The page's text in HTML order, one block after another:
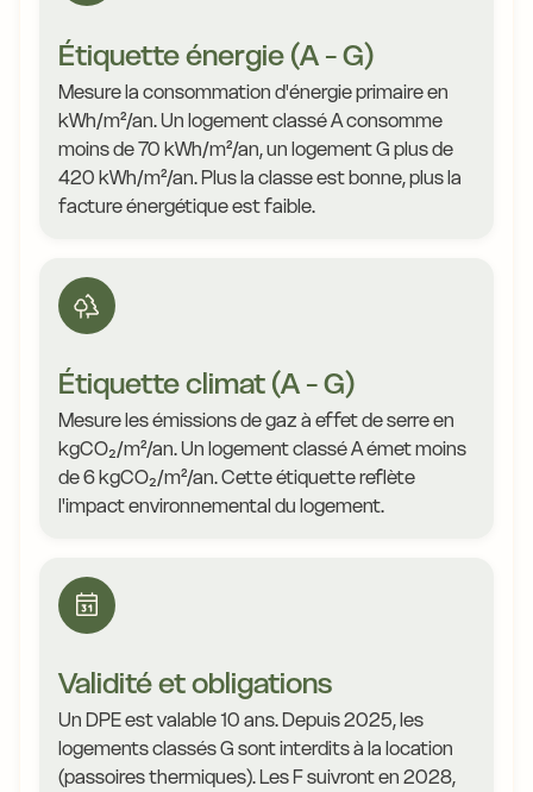
Étiquette énergie (A - G)
Mesure la consommation d'énergie primaire en
kWh/m²/an. Un logement classé A consomme
moins de 70 kWh/m²/an, un logement G plus de
420 kWh/m²/an. Plus la classe est bonne, plus la
facture énergétique est faible.
Étiquette climat (A - G)
Mesure les émissions de gaz à effet de serre en
kgCO₂/m²/an. Un logement classé A émet moins
de 6 kgCO₂/m²/an. Cette étiquette reflète
l'impact environnemental du logement.
Validité et obligations
Un DPE est valable 10 ans. Depuis 2025, les
logements classés G sont interdits à la location
(passoires thermiques). Les F suivront en 2028,